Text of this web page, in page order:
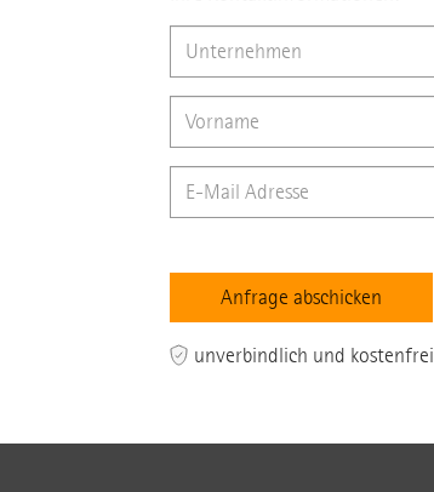
unverbindlich und kostenfrei